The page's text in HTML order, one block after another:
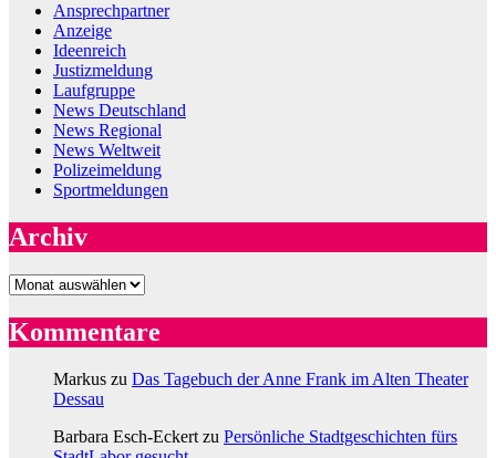
Ansprechpartner
Anzeige
Ideenreich
Justizmeldung
Laufgruppe
News Deutschland
News Regional
News Weltweit
Polizeimeldung
Sportmeldungen
Archiv
Archiv
Kommentare
Markus zu Das Tagebuch der Anne Frank im Alten Theater
Dessau
Barbara Esch-Eckert zu Persönliche Stadtgeschichten fürs